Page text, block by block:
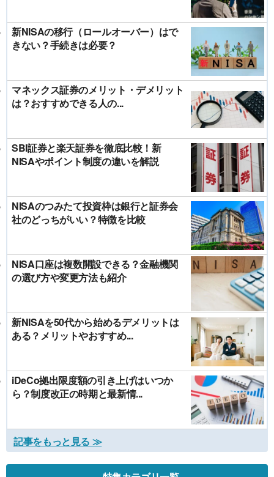
新NISAの移行（ロールオーバー）はで
きない？手続きは必要？
マネックス証券のメリット・デメリット
は？おすすめできる人の...
SBI証券と楽天証券を徹底比較！新
NISAやポイント制度の違いを解説
NISAのつみたて投資枠は銀行と証券会
社のどっちがいい？特徴を比較
NISA口座は複数開設できる？金融機関
の選び方や変更方法も紹介
新NISAを50代から始めるデメリットは
ある？メリットやおすすめ...
iDeCo拠出限度額の引き上げはいつか
ら？制度改正の時期と最新情...
記事をもっと見る ≫